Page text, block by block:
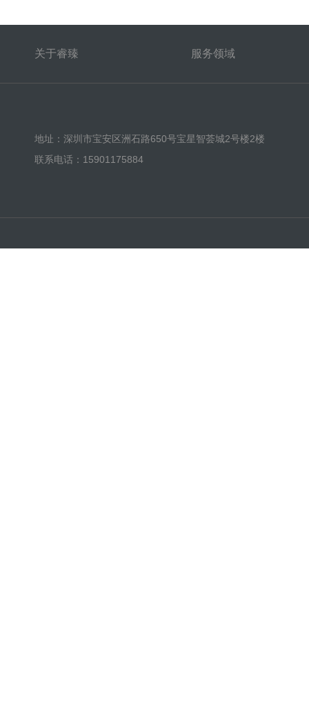
关于睿臻 服务领域
地址：深圳市宝安区洲石路650号宝星智荟城2号楼2楼
联系电话：15901175884